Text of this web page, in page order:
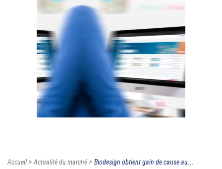
Accueil>Actualité du marché> Biodesign obtient gain de cause au...